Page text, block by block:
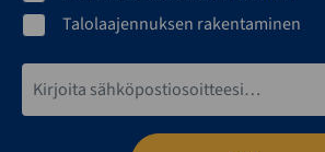
Talolaajennuksen rakentaminen